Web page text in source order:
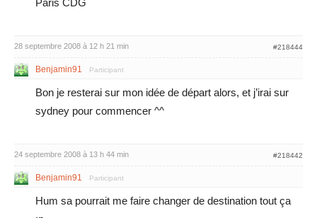
Paris CDG
28 septembre 2008 à 12 h 21 min #218444
Benjamin91 Participant
Bon je resterai sur mon idée de départ alors, et j’irai sur
sydney pour commencer ^^
24 septembre 2008 à 13 h 44 min #218442
Benjamin91 Participant
Hum sa pourrait me faire changer de destination tout ça